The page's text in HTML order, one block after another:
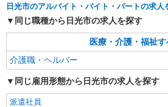
通費全支給(ガソリン代
日光市内
株式会社kotrio /●UT-H-1959410
日光市のアルバイト・バイト・パートの求人
同じ職種から日光市の求人を探す
医療・介護・福祉す
介護職・ヘルパー
同じ雇用形態から日光市の求人を探す
派遣社員